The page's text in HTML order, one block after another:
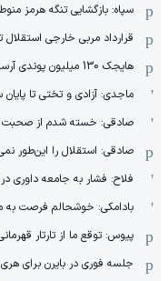
سپاه: بازگشایی تنگه هرمز
قرارداد مربی خارجی
هایجک 130 میلیون پوندی آرسنال به لیورپول!
ماجدی: آزادی و تختی تا
صادقی: خسته شدم از صحبت
صادقی: استقلال را این‌طور
فلاح: فشار به جامعه داوری
بادامکی: خوشحالم فرصت به
پیوس: توقع ما از تارتار
جلسه فوری در بایرن برای